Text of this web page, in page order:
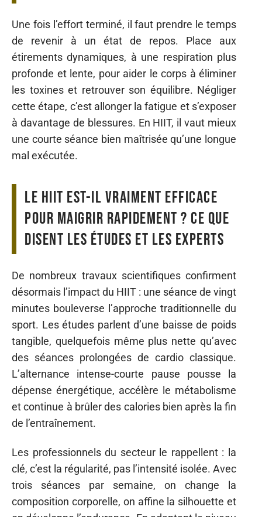
Une fois l’effort terminé, il faut prendre le temps
de revenir à un état de repos. Place aux
étirements dynamiques, à une respiration plus
profonde et lente, pour aider le corps à éliminer
les toxines et retrouver son équilibre. Négliger
cette étape, c’est allonger la fatigue et s’exposer
à davantage de blessures. En HIIT, il vaut mieux
une courte séance bien maîtrisée qu’une longue
mal exécutée.
Le hiit est-il vraiment efficace
pour maigrir rapidement ? Ce que
disent les études et les experts
De nombreux travaux scientifiques confirment
désormais l’impact du HIIT : une séance de vingt
minutes bouleverse l’approche traditionnelle du
sport. Les études parlent d’une baisse de poids
tangible, quelquefois même plus nette qu’avec
des séances prolongées de cardio classique.
L’alternance intense-courte pause pousse la
dépense énergétique, accélère le métabolisme
et continue à brûler des calories bien après la fin
de l’entraînement.
Les professionnels du secteur le rappellent : la
clé, c’est la régularité, pas l’intensité isolée. Avec
trois séances par semaine, on change la
composition corporelle, on affine la silhouette et